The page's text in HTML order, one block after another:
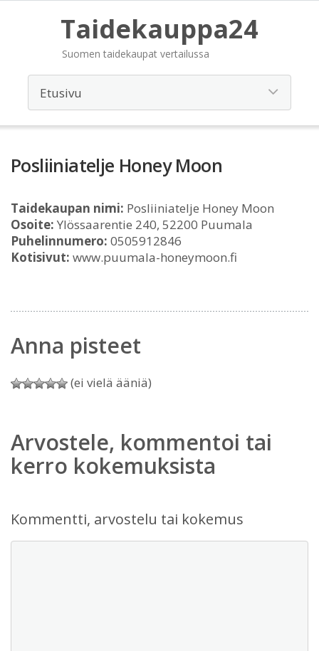
Taidekauppa24
Suomen taidekaupat vertailussa
Posliiniatelje Honey Moon
Taidekaupan nimi: Posliiniatelje Honey Moon
Osoite: Ylössaarentie 240, 52200 Puumala
Puhelinnumero: 0505912846
Kotisivut: www.puumala-honeymoon.fi
Anna pisteet
(ei vielä ääniä)
Arvostele, kommentoi tai
kerro kokemuksista
Kommentti, arvostelu tai kokemus